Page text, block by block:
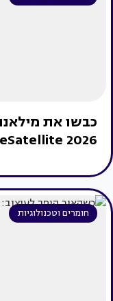
כבשו את
2026
חומרים וטכנולוגיות